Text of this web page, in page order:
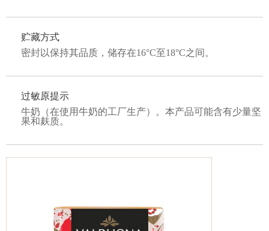
贮藏方式
密封以保持其品质，储存在16°C至18°C之间。
过敏原提示
牛奶（在使用牛奶的工厂生产）。本产品可能含有少量坚
果和麸质。